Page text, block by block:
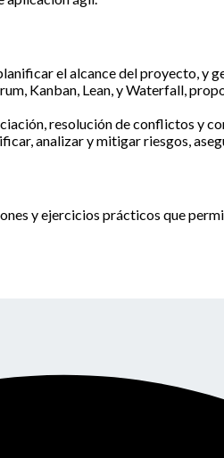
KUELLAS Y TARJETAS.
el alcance del proyecto, y
Kanban, Lean, y Waterfall,
resolución de conflictos y
analizar y mitigar riesgos,
y ejercicios prácticos que